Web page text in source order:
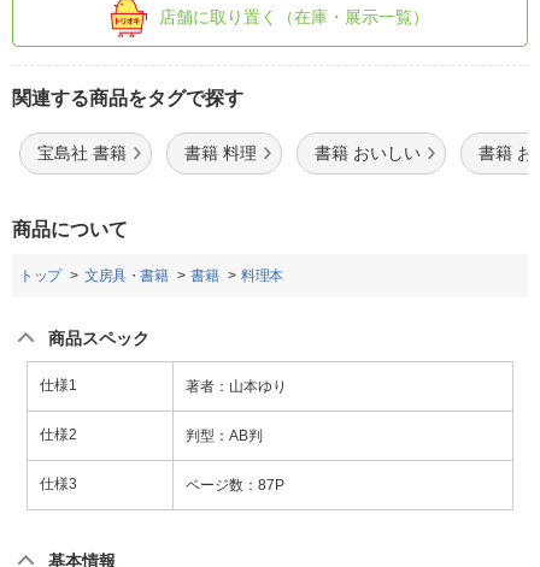
店舗に取り置く（在庫・展示一覧）
関連する商品をタグで探す
宝島社 書籍 書籍 料理 書籍 おいしい 書籍 お
商品について
トップ 文房具・書籍 書籍 料理本
商品スペック
仕様1 著者：山本ゆり
仕様2 判型：AB判
仕様3 ページ数：87P
基本情報